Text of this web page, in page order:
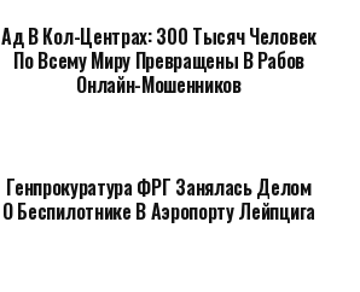
Ад В Кол-Центрах: 300 Тысяч Человек
По Всему Миру Превращены В Рабов
Онлайн-Мошенников
Генпрокуратура ФРГ Занялась Делом
О Беспилотнике В Аэропорту Лейпцига